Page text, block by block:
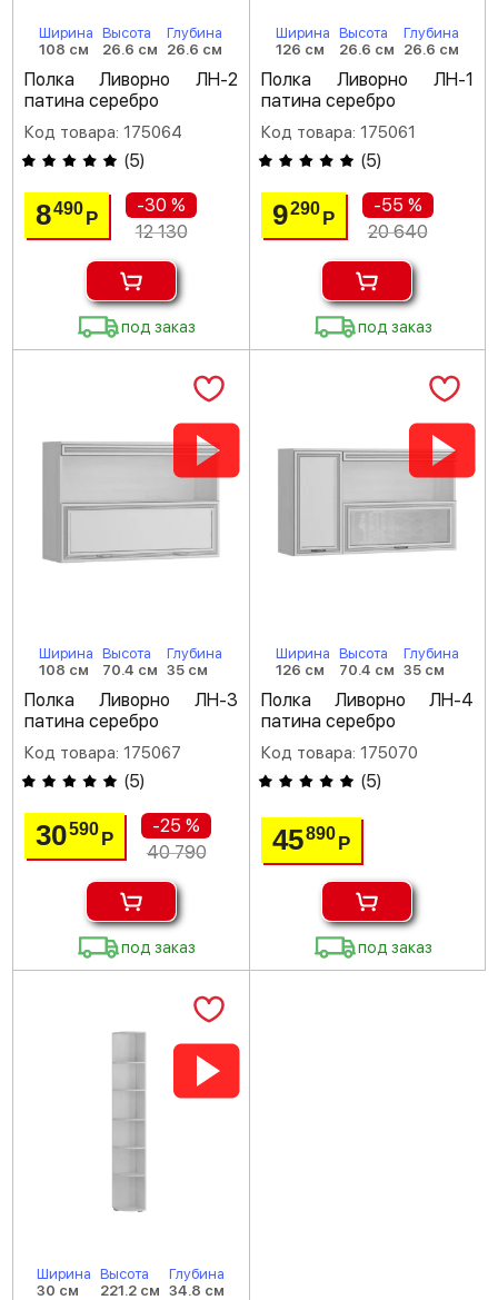
Ширина
108 см
Высота
26.6 см
Глубина
26.6 см
Полка Ливорно ЛН-2
патина серебро
Код товара: 175064
(5)
8490Р
-30 %
12 130
под заказ
Ширина
126 см
Высота
26.6 см
Глубина
26.6 см
Полка Ливорно ЛН-1
патина серебро
Код товара: 175061
(5)
9290 Р
-55 %
20 640
под заказ
Ширина
108 см
Высота
70.4 см
Глубина
35 см
Полка Ливорно ЛН-3
патина серебро
Код товара: 175067
(5)
30590Р
-25 %
40 790
под заказ
Ширина
126 см
Высота
70.4 см
Глубина
35 см
Полка Ливорно ЛН-4
патина серебро
Код товара: 175070
(5)
45890 Р
под заказ
Ширина
30 см
Высота
221.2 см
Глубина
34.8 см